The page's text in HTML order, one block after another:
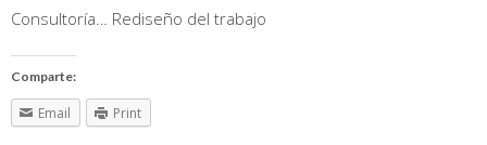
Consultoría… Rediseño del trabajo
Comparte:
Email Print